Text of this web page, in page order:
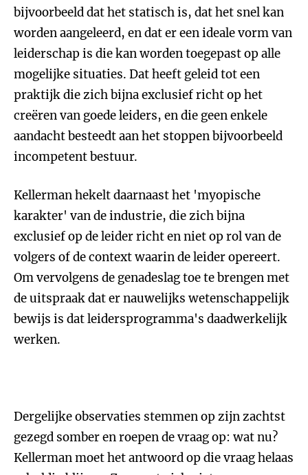
bijvoorbeeld dat het statisch is, dat het snel kan
worden aangeleerd, en dat er een ideale vorm van
leiderschap is die kan worden toegepast op alle
mogelijke situaties. Dat heeft geleid tot een
praktijk die zich bijna exclusief richt op het
creëren van goede leiders, en die geen enkele
aandacht besteedt aan het stoppen bijvoorbeeld
incompetent bestuur.
Kellerman hekelt daarnaast het 'myopische
karakter' van de industrie, die zich bijna
exclusief op de leider richt en niet op rol van de
volgers of de context waarin de leider opereert.
Om vervolgens de genadeslag toe te brengen met
de uitspraak dat er nauwelijks wetenschappelijk
bewijs is dat leidersprogramma's daadwerkelijk
werken.
Dergelijke observaties stemmen op zijn zachtst
gezegd somber en roepen de vraag op: wat nu?
Kellerman moet het antwoord op die vraag helaas